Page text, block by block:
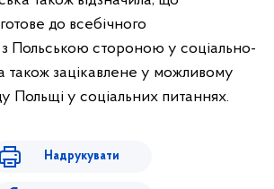
до всебічного
з Польською стороною у соціально-
також зацікавлене у можливому
Польщі у соціальних питаннях.
Надрукувати